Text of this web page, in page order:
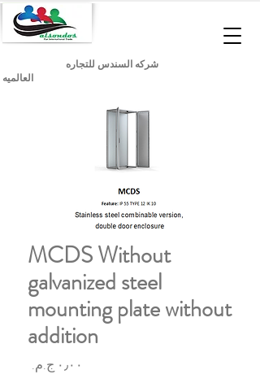
MCDS Without
galvanized steel
mounting plate without
addition